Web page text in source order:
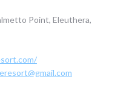
Point, Eleuthera,